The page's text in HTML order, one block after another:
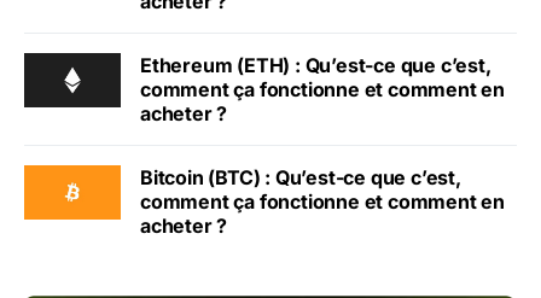
Ethereum (ETH) : Qu’est-ce que c’est,
comment ça fonctionne et comment en
acheter ?
Bitcoin (BTC) : Qu’est-ce que c’est,
comment ça fonctionne et comment en
acheter ?